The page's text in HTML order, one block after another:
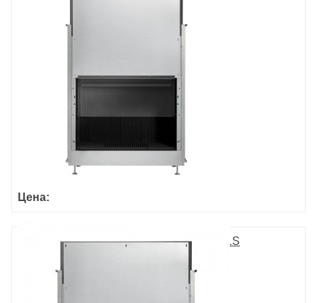
Цена:
ULTIME D MF 1050-50 WHE 1S